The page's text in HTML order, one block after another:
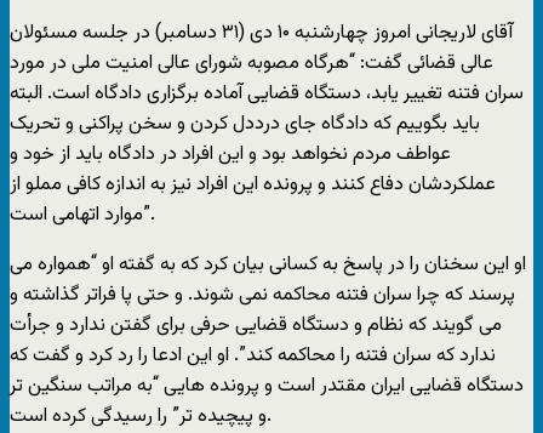
آقای لاریجانی امروز چهارشنبه ۱۰ دی (۳۱ دسامبر) در جلسه مسئولان
عالی قضائی گفت: “هرگاه مصوبه شورای عالی امنیت ملی در مورد
سران فتنه تغییر یابد، دستگاه قضایی آماده برگزاری دادگاه است. البته
باید بگوییم که دادگاه جای درددل کردن و سخن پراکنی و تحریک
عواطف مردم نخواهد بود و این افراد در دادگاه باید از خود و
عملکردشان دفاع کنند و پرونده این افراد نیز به اندازه کافی مملو از
موارد اتهامی است”.
او این سخنان را در پاسخ به کسانی بیان کرد که به گفته او “همواره می
پرسند که چرا سران فتنه محاکمه نمی شوند. و حتی پا فراتر گذاشته و
می گویند که نظام و دستگاه قضایی حرفی برای گفتن ندارد و جرأت
ندارد که سران فتنه را محاکمه کند”. او این ادعا را رد کرد و گفت که
دستگاه قضایی ایران مقتدر است و پرونده هایی “به مراتب سنگین تر
و پیچیده تر” را رسیدگی کرده است.